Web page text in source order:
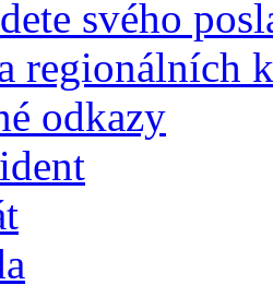
svého
regionálních
odkazy